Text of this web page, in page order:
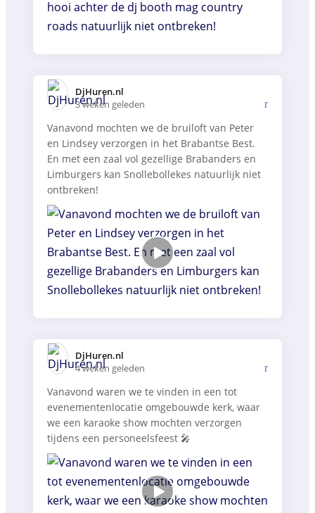
DjHuren.nl️
3 weken geleden
Vanavond mochten we de bruiloft van Peter
en Lindsey verzorgen in het Brabantse Best.
En met een zaal vol gezellige Brabanders en
Limburgers kan Snollebollekes natuurlijk niet
ontbreken!
DjHuren.nl️
4 weken geleden
Vanavond waren we te vinden in een tot
evenementenlocatie omgebouwde kerk, waar
we een karaoke show mochten verzorgen
tijdens een personeelsfeest 🎤